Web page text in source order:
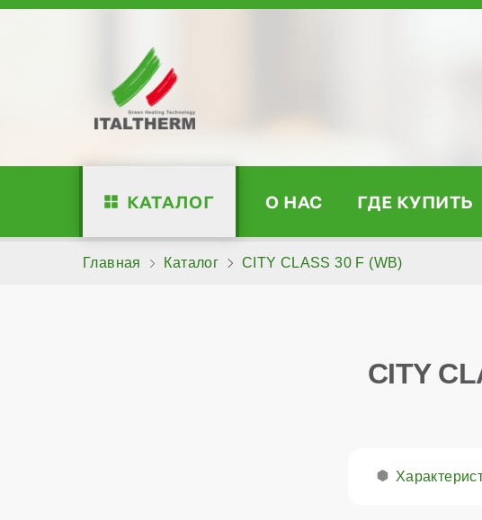
КАТАЛОГ О НАС ГДЕ КУПИТЬ
Главная Каталог CITY CLASS 30 F (WB)
CITY